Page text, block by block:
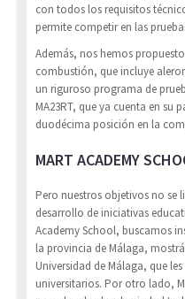
con todos los requisitos
permite competir en las
Además, nos hemos
combustión, que incluye
un riguroso programa de
MA23RT, que ya cuenta en
duodécima posición en la
MART ACADEMY
Pero nuestros objetivos no
desarrollo de iniciativas
Academy School, buscamos
la provincia de Málaga,
Universidad de Málaga, que
universitarios. Por otro lado,